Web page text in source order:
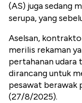
(AS) juga sedang
serupa, yang
Aselsan,
merilis rekaman
pertahanan udara
dirancang untuk
pesawat berawak
(27/8/2025).